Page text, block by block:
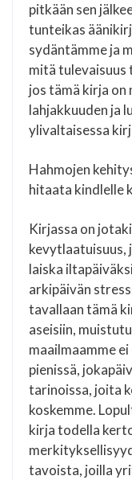
pitkään sen
tunteikas
sydäntämme ja
mitä
jos tämä kirja on
lahjakkuuden ja
ylivaltaisessa
Hahmojen
hitaata kindlelle
Kirjassa on
kevytlaatuisuus,
laiska
arkipäivän
tavallaan tämä
aseisiin,
maailmaamme
pienissä,
tarinoissa, joita
koskemme.
kirja todella
tavoista, joilla